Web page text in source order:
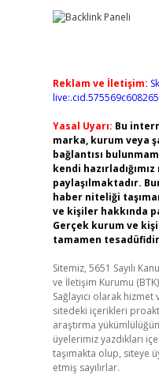
Reklam ve İletişim:
Yasal Uyarı: Bu
marka, kurum veya
bağlantısı
kendi
paylaşılmaktadır.
haber niteliği
ve kişiler hakkında
Gerçek kurum ve
tamamen
Sitemiz, 5651 Sayılı
ve İletişim Kurumu
Sağlayıcı olarak
sitedeki içerikleri
araştırma
üyelerimiz yazdıkları
taşımakta olup, siteye
etmiş sayılırlar.